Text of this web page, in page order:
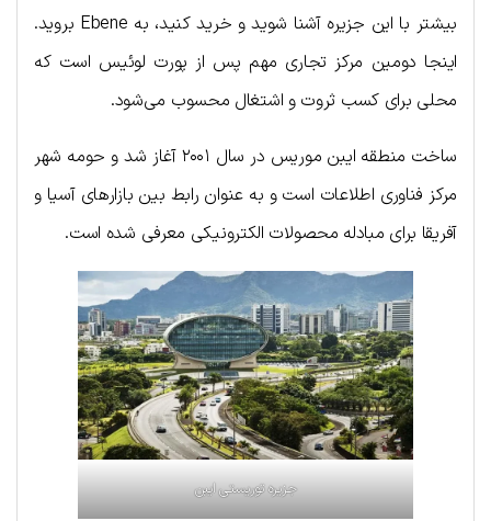
بیشتر با این جزیره آشنا شوید و خرید کنید، به Ebene بروید.
اینجا دومین مرکز تجاری مهم پس از پورت لوئیس است که
محلی برای کسب ثروت و اشتغال محسوب می‌شود.
ساخت منطقه ایبن موریس در سال ۲۰۰۱ آغاز شد و حومه شهر
مرکز فناوری اطلاعات است و به عنوان رابط بین بازارهای آسیا و
آفریقا برای مبادله محصولات الکترونیکی معرفی شده است.
جزیره توریستی ایبن